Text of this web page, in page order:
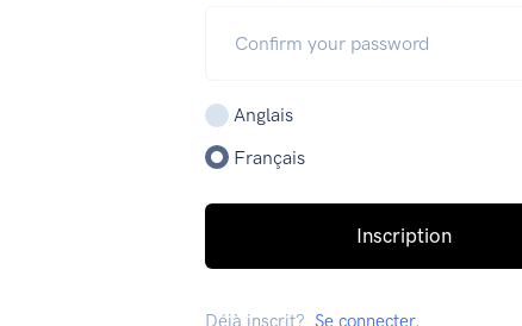
Anglais
Français
Inscription
Déjà inscrit? Se connecter.